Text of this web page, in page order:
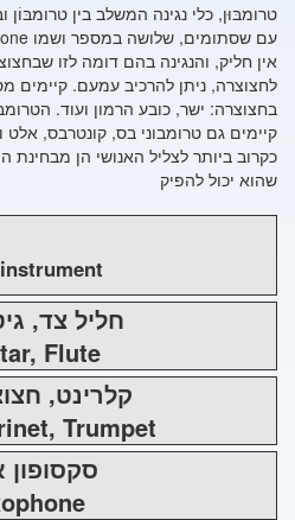
טרומבּוּן, כלי נגינה המשלב בין טרומבּוֹן
אין חליק, והנגינה בהם דומה לזו
לחצוצרה, ניתן להרכיב עמעם. קיימים
בחצוצרה: ישר, כובע הרמון ועוד.
קיימים גם טרומבוני בס, קונטרבס, אלט
כקרוב ביותר לצליל האנושי הן מבחינת
שהוא יכול להפיק
חליל צד,
Flute
קלרינט,
Trumpet